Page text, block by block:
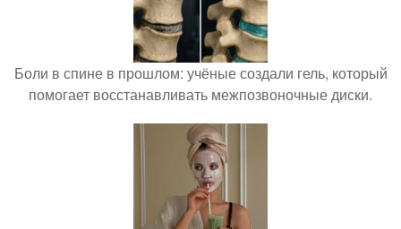
Боли в спине в прошлом: учёные создали гель, который
помогает восстанавливать межпозвоночные диски.